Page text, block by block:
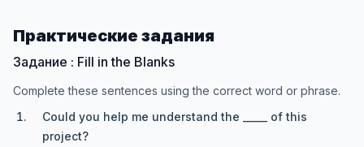
Практические задания
Задание : Fill in the Blanks
Complete these sentences using the correct word or phrase.
Could you help me understand the _____ of this
project?